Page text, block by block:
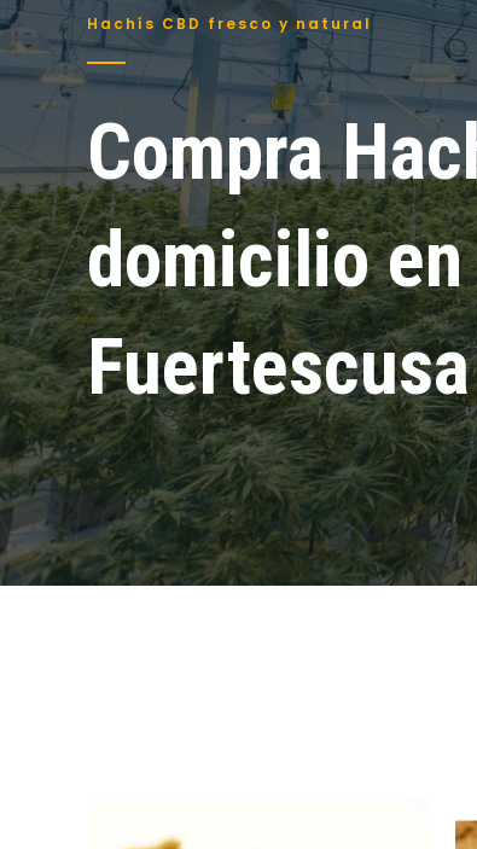
Hachís CBD fresco y natural
Compra
domicilio en
Fuertescusa